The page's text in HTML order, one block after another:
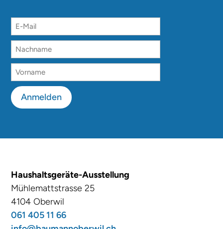
Anmelden
Haushaltsgeräte-Ausstellung
Mühlemattstrasse 25
4104 Oberwil
061 405 11 66